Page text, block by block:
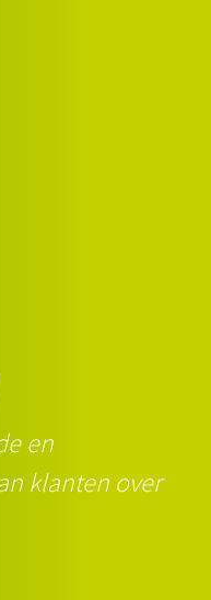
en
klanten over